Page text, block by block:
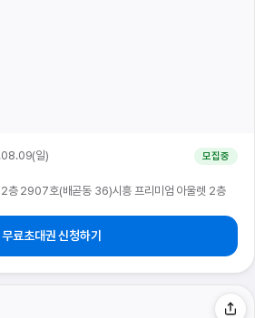
일) 모집중
층 2907호(배곧동 36)시흥 프리미엄 아울렛 2층
무료초대권 신청하기